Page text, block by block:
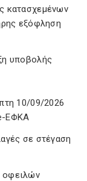
κατασχεμένων
εξόφληση
υποβολής
10/09/2026
ΕΦΚΑ
σε στέγαση
οφειλών